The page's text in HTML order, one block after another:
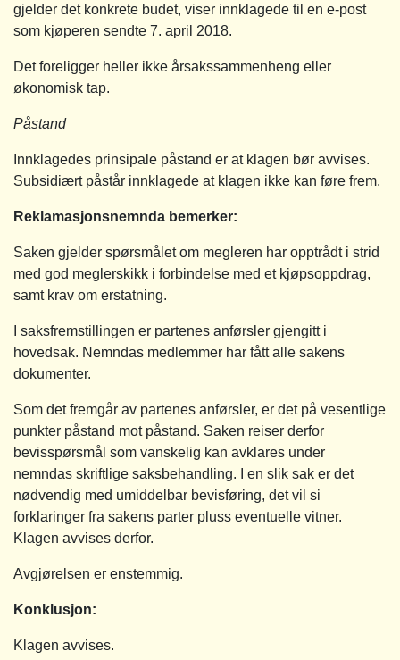
gjelder det konkrete budet, viser innklagede til en e-post
som kjøperen sendte 7. april 2018.
Det foreligger heller ikke årsakssammenheng eller
økonomisk tap.
Påstand
Innklagedes prinsipale påstand er at klagen bør avvises.
Subsidiært påstår innklagede at klagen ikke kan føre frem.
Reklamasjonsnemnda bemerker:
Saken gjelder spørsmålet om megleren har opptrådt i strid
med god meglerskikk i forbindelse med et kjøpsoppdrag,
samt krav om erstatning.
I saksfremstillingen er partenes anførsler gjengitt i
hovedsak. Nemndas medlemmer har fått alle sakens
dokumenter.
Som det fremgår av partenes anførsler, er det på vesentlige
punkter påstand mot påstand. Saken reiser derfor
bevisspørsmål som vanskelig kan avklares under
nemndas skriftlige saksbehandling. I en slik sak er det
nødvendig med umiddelbar bevisføring, det vil si
forklaringer fra sakens parter pluss eventuelle vitner.
Klagen avvises derfor.
Avgjørelsen er enstemmig.
Konklusjon:
Klagen avvises.